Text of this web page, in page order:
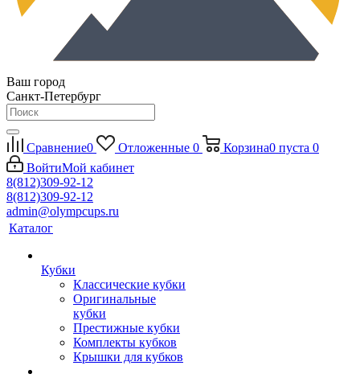
Ваш город
Санкт-Петербург
Сравнение0 Отложенные 0 Корзина0 пуста 0
ВойтиМой кабинет
8(812)309-92-12
8(812)309-92-12
admin@olympcups.ru
Каталог
Кубки
Классические кубки
Оригинальные
кубки
Престижные кубки
Комплекты кубков
Крышки для кубков